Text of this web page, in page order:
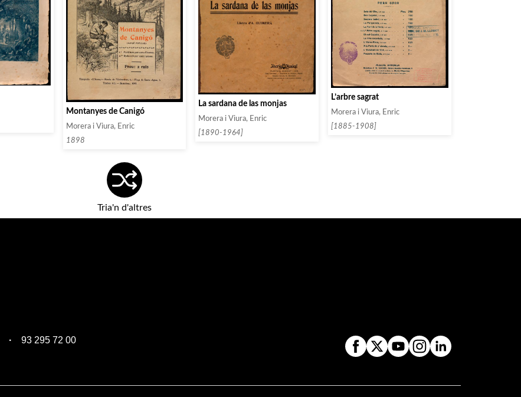
Montanyes de Canigó
Morera i Viura, Enric
1898
La sardana de las monjas
Morera i Viura, Enric
[1890-1964]
L’arbre sagrat
Morera i Viura, Enric
[1885-1908]
Tria'n d'altres
93 295 72 00